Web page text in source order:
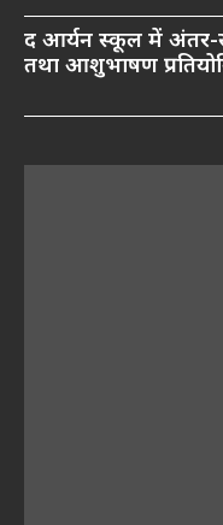
द आर्यन स्कूल में अंतर-
तथा आशुभाषण